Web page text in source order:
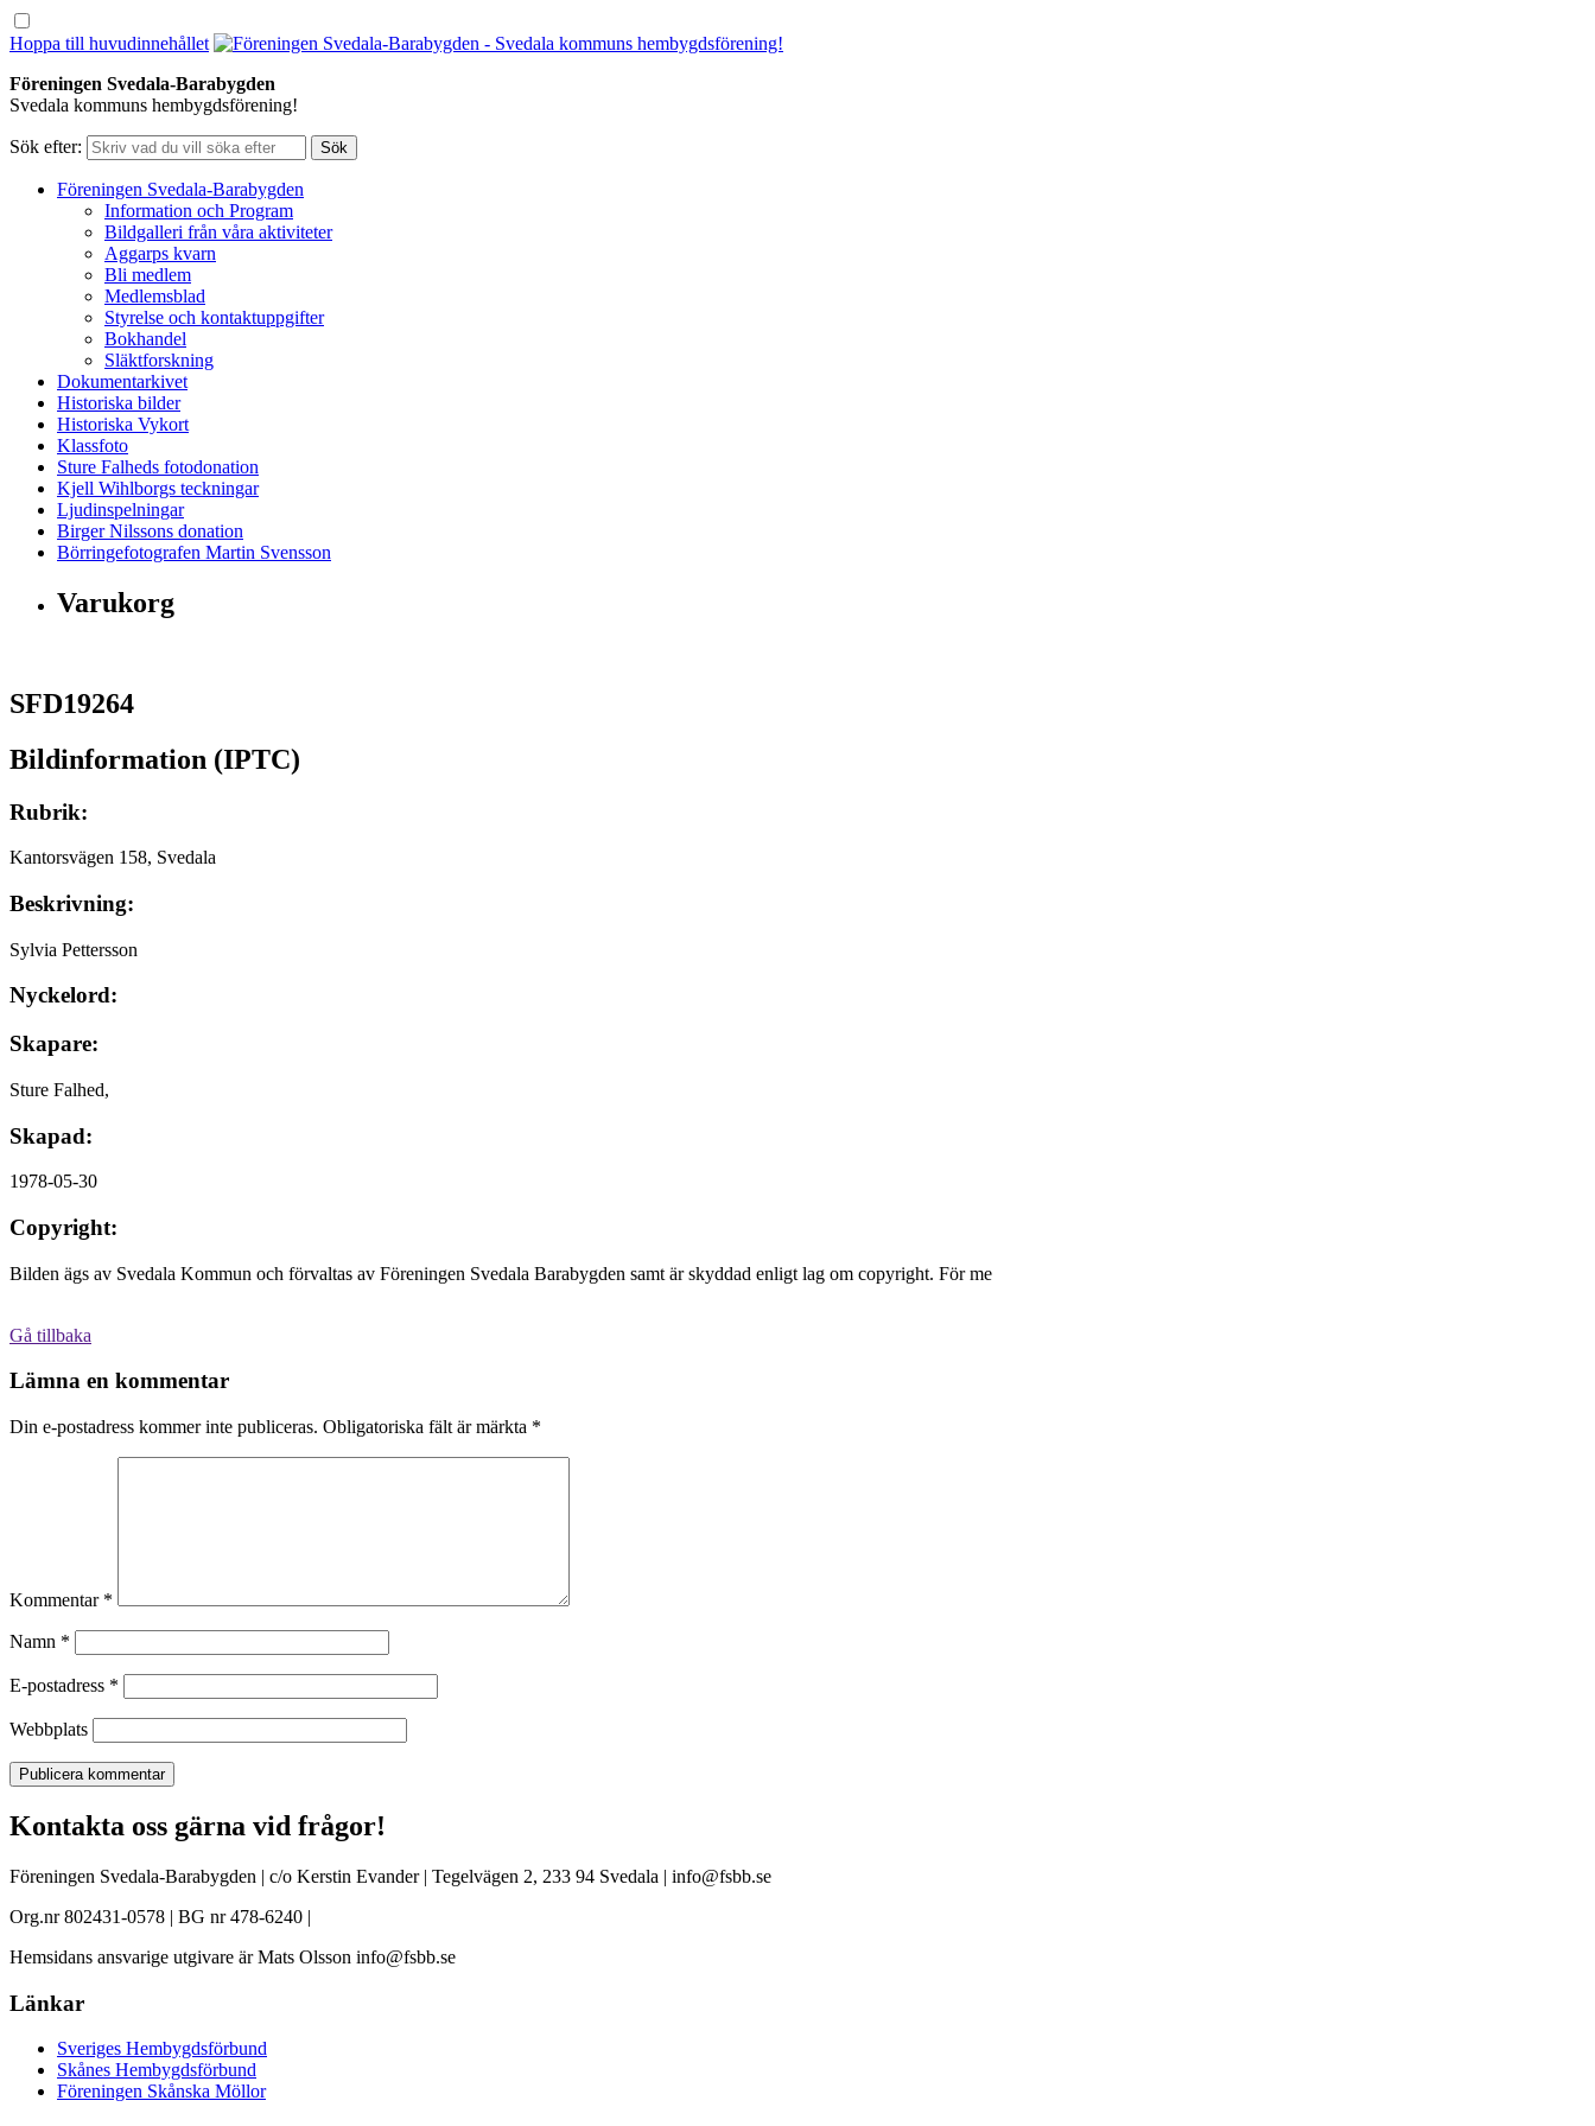
Hoppa till huvudinnehållet
Föreningen Svedala-Barabygden
Svedala kommuns hembygdsförening!
Sök efter:
Föreningen Svedala-Barabygden
Information och Program
Bildgalleri från våra aktiviteter
Aggarps kvarn
Bli medlem
Medlemsblad
Styrelse och kontaktuppgifter
Bokhandel
Släktforskning
Dokumentarkivet
Historiska bilder
Historiska Vykort
Klassfoto
Sture Falheds fotodonation
Kjell Wihlborgs teckningar
Ljudinspelningar
Birger Nilssons donation
Börringefotografen Martin Svensson
Varukorg
SFD19264
Bildinformation (IPTC)
Rubrik:
Kantorsvägen 158, Svedala
Beskrivning:
Sylvia Pettersson
Nyckelord:
Skapare:
Sture Falhed,
Skapad:
1978-05-30
Copyright:
Bilden ägs av Svedala Kommun och förvaltas av Föreningen Svedala Barabygden samt är skyddad enligt lag om copyright. För me
Gå tillbaka
Lämna en kommentar
Din e-postadress kommer inte publiceras. Obligatoriska fält är märkta *
Kommentar *
Namn *
E-postadress *
Webbplats
Kontakta oss gärna vid frågor!
Föreningen Svedala-Barabygden | c/o Kerstin Evander | Tegelvägen 2, 233 94 Svedala | info@fsbb.se
Org.nr 802431-0578 | BG nr 478-6240 |
Hemsidans ansvarige utgivare är Mats Olsson info@fsbb.se
Länkar
Sveriges Hembygdsförbund
Skånes Hembygdsförbund
Föreningen Skånska Möllor